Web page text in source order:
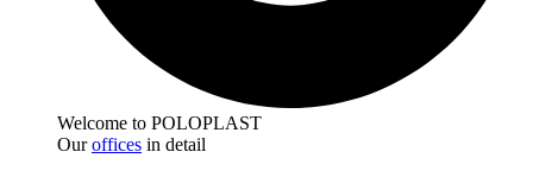
Welcome to POLOPLAST
Ouroffices in detail